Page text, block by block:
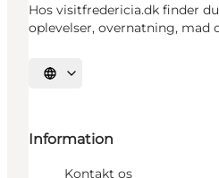
Hos visitfredericia.dk finder
oplevelser, overnatning, mad
Vælg sprog
Information
Kontakt os